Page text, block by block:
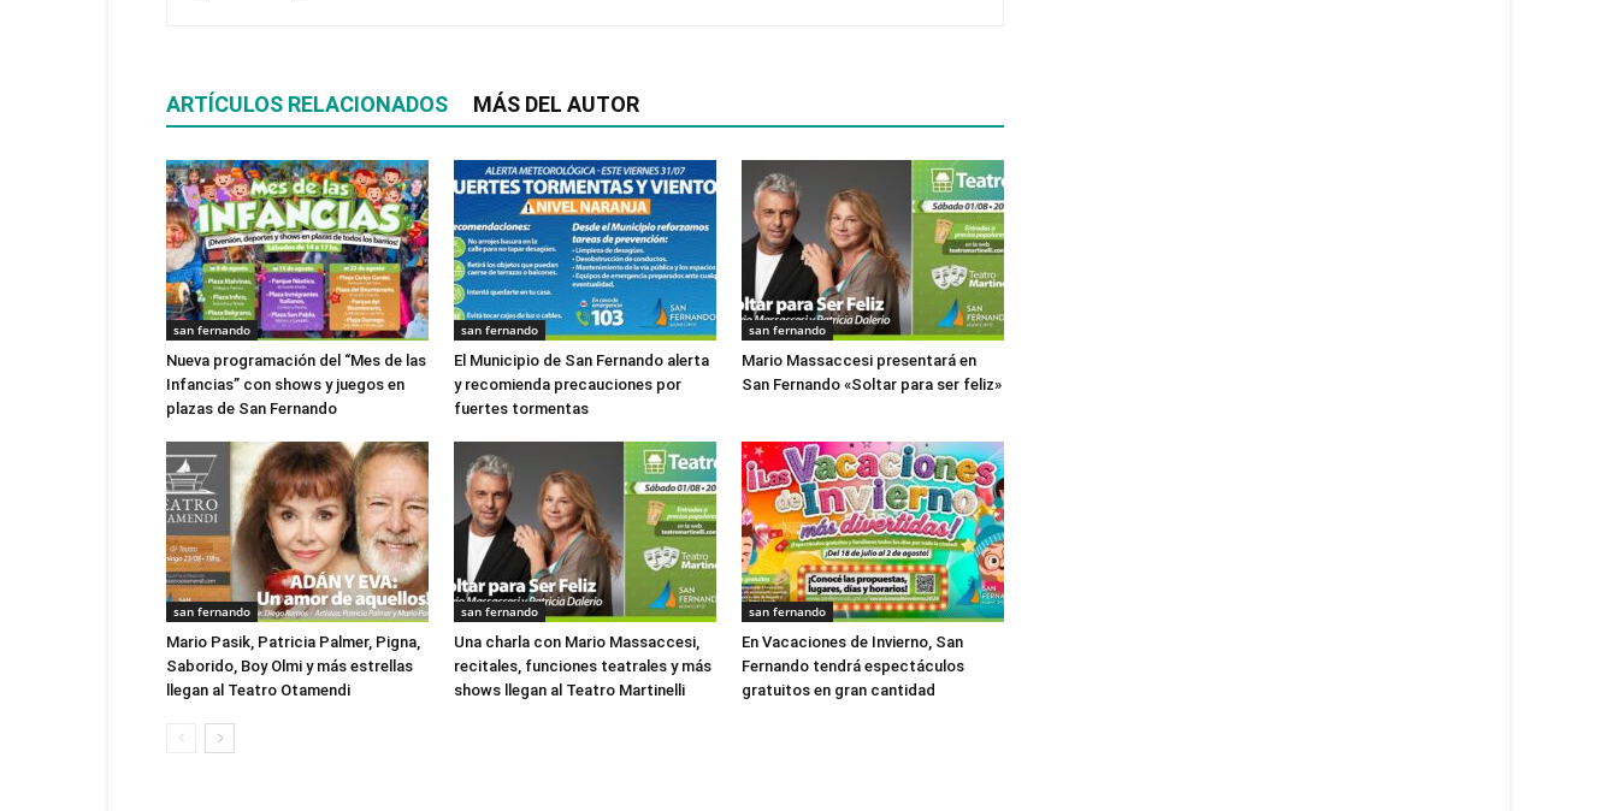
ARTÍCULOS RELACIONADOS MÁS DEL AUTOR
san fernando
Nueva programación del “Mes de las
Infancias” con shows y juegos en
plazas de San Fernando
san fernando
El Municipio de San Fernando alerta
y recomienda precauciones por
fuertes tormentas
san fernando
Mario Massaccesi presentará en
San Fernando «Soltar para ser feliz»
san fernando
Mario Pasik, Patricia Palmer, Pigna,
Saborido, Boy Olmi y más estrellas
llegan al Teatro Otamendi
san fernando
Una charla con Mario Massaccesi,
recitales, funciones teatrales y más
shows llegan al Teatro Martinelli
san fernando
En Vacaciones de Invierno, San
Fernando tendrá espectáculos
gratuitos en gran cantidad